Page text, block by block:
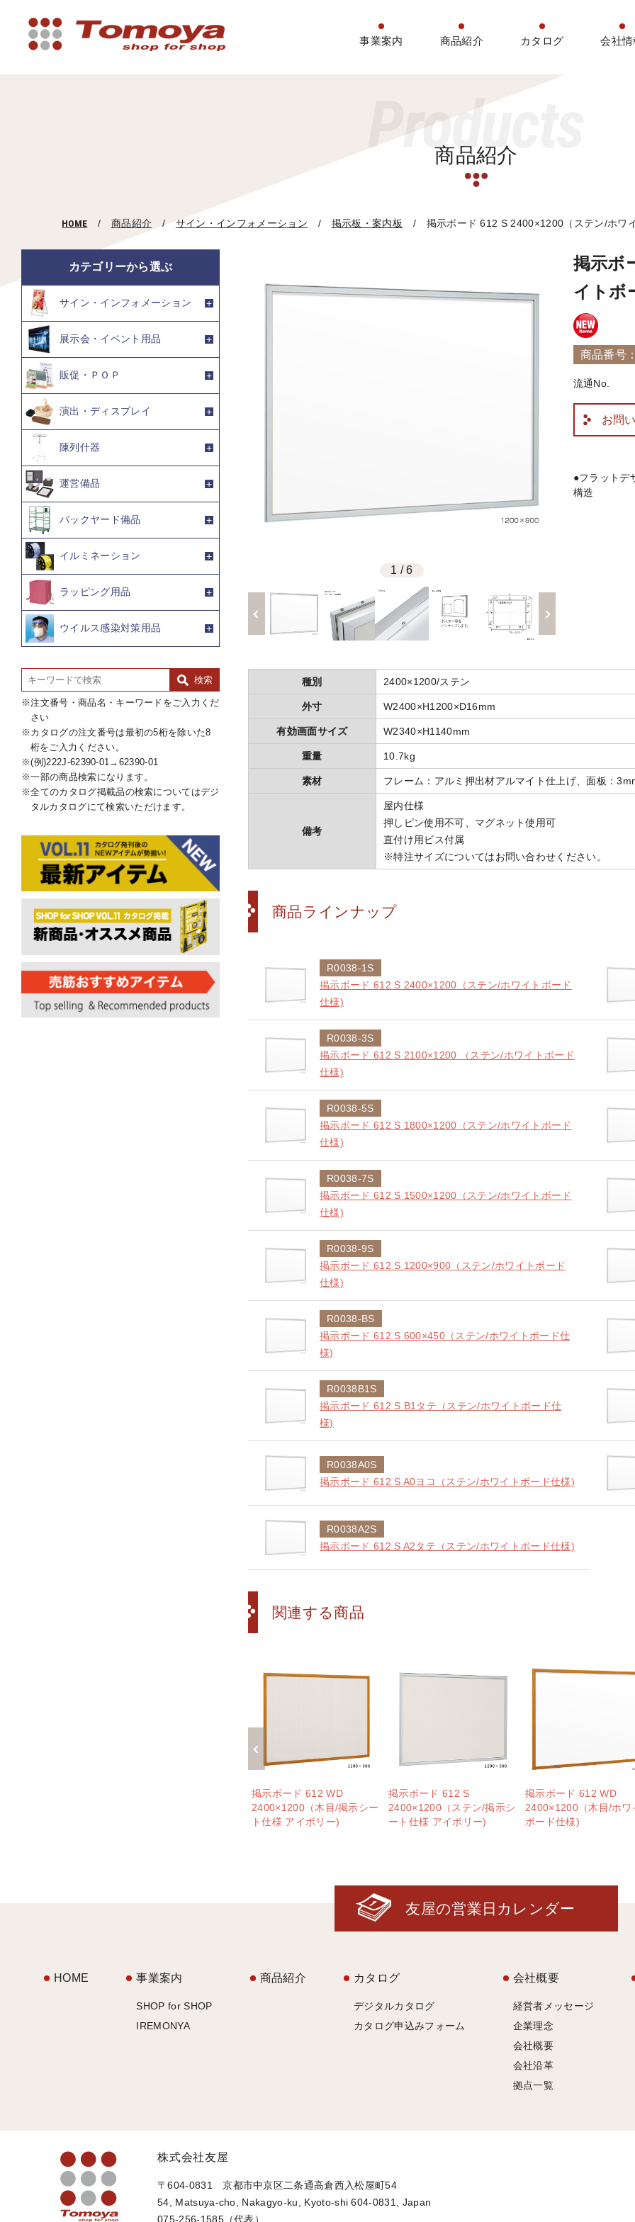
事業案内 商品紹介 カタログ 会社情
Products
商品紹介
HOME 商品紹介 サイン・インフォメーション 掲示板・案内板 掲示ボード 612 S 2400×1200（ステン/ホワ
1 /6
掲示ボ
イトボ
商品番号
流通No.
お問
●フラットデ
構造
種別 2400×1200/ステン
外寸 W2400×H1200×D16mm
有効画面サイズ W2340×H1140mm
重量 10.7kg
素材 フレーム：アルミ押出材アルマイト仕上げ、面板：
備考
屋内仕様
押しピン使用不可、マグネット使用可
直付け用ビス付属
※特注サイズについてはお問い合わせください。
商品ラインナップ
R0038-1S
掲示ボード 612 S 2400×1200（ステン/ホワイトボード
仕様)
R0038-3S
掲示ボード 612 S 2100×1200 （ステン/ホワイトボード
仕様)
R0038-5S
掲示ボード 612 S 1800×1200（ステン/ホワイトボード
仕様)
R0038-7S
掲示ボード 612 S 1500×1200（ステン/ホワイトボード
仕様)
R0038-9S
掲示ボード 612 S 1200×900（ステン/ホワイトボード
仕様)
R0038-BS
掲示ボード 612 S 600×450（ステン/ホワイトボード仕
様)
R0038B1S
掲示ボード 612 S B1タテ（ステン/ホワイトボード仕
様)
R0038A0S
掲示ボード 612 S A0ヨコ（ステン/ホワイトボード仕様)
R0038A2S
掲示ボード 612 S A2タテ（ステン/ホワイトボード仕様)
関連する商品
掲示ボード 612 WD
2400×1200（木目/掲示シー
ト仕様 アイボリー)
掲示ボード 612 S
2400×1200（ステン/掲示シ
ート仕様 アイボリー)
掲示ボード 612 WD
2400×1200（木目/ホワ
ボード仕様)
カテゴリーから選ぶ
サイン・インフォメーション
展示会・イベント用品
販促・ＰＯＰ
演出・ディスプレイ
陳列什器
運営備品
バックヤード備品
イルミネーション
ラッピング用品
ウイルス感染対策用品
注文番号・商品名・キーワードをご入力くだ
さい
カタログの注文番号は最初の5桁を除いた8
桁をご入力ください。
(例)222J-62390-01→62390-01
一部の商品検索になります。
全てのカタログ掲載品の検索についてはデジ
タルカタログにて検索いただけます。
友屋の営業日カレンダー
HOME 事業案内
SHOP for SHOP
IREMONYA
商品紹介 カタログ
デジタルカタログ
カタログ申込みフォーム
会社概要
経営者メッセージ
企業理念
会社概要
会社沿革
拠点一覧
株式会社友屋
〒604-0831 京都市中京区二条通高倉西入松屋町54
54, Matsuya-cho, Nakagyo-ku, Kyoto-shi 604-0831, Japan
075-256-1585（代表）